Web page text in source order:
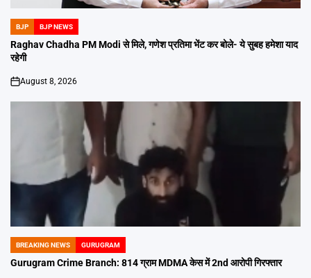
POSTED
IN
BJP BJP NEWS
Raghav Chadha PM Modi से मिले, गणेश प्रतिमा भेंट कर बोले- ये सुबह हमेशा याद
रहेगी
on
August 8, 2026
POSTED
IN
BREAKING NEWS GURUGRAM
Gurugram Crime Branch: 814 ग्राम MDMA केस में 2nd आरोपी गिरफ्तार